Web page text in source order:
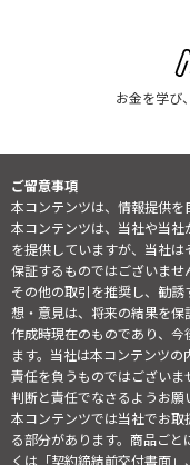
お金を学び
ご留意事項
本コンテンツは、情報提供を
本コンテンツは、当社や当
を提供していますが、当社
保証するものではございませ
その他の取引を推奨し、勧
想・意見は、将来の結果を
作成時現在のものであり、
ます。当社は本コンテンツ
責任を負うものではござい
判断と責任でなさるようお願
本コンテンツでは当社でお
る部分があります。商品ご
くは「契約締結前交付書面